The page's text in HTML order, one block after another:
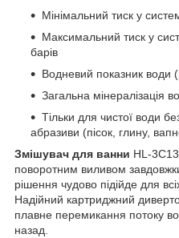
Мінімальний тиск у
Максимальний тиск у
барів
Водневий показник води
Загальна мінералізація
Тільки для чистої води
абразиви (пісок, глину,
Змішувач для ванни HL-
поворотним виливом
рішення чудово підійде для
Надійний картриджний
плавне перемикання потоку
назад.